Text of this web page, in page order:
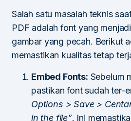
Salah satu masalah teknis
PDF adalah font yang
gambar yang pecah. Berikut
memastikan kualitas tetap
Embed Fonts: Sebelum
pastikan font sudah ter-
Options > Save >
in the file”. Ini